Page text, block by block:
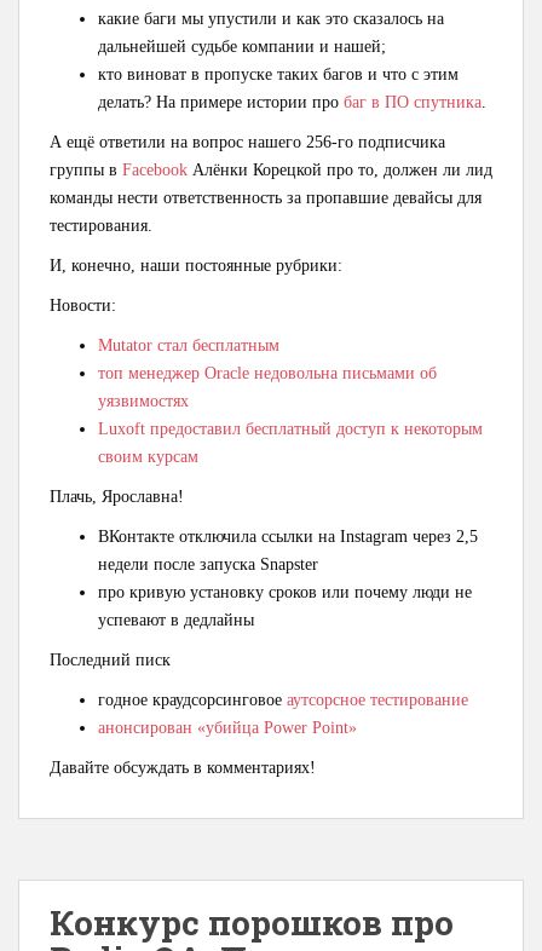
какие баги мы упустили и как это сказалось на
дальнейшей судьбе компании и нашей;
кто виноват в пропуске таких багов и что с этим
делать? На примере истории про баг в ПО спутника
А ещё ответили на вопрос нашего 256-го подписчика
группы в Facebook Алёнки Корецкой про то, должен ли лид
команды нести ответственность за пропавшие девайсы для
тестирования.
И, конечно, наши постоянные рубрики:
Новости:
Mutator стал бесплатным
топ менеджер Oracle недовольна письмами об
уязвимостях
Luxoft предоставил бесплатный доступ к некоторым
своим курсам
Плачь, Ярославна!
ВКонтакте отключила ссылки на Instagram через 2,5
недели после запуска Snapster
про кривую установку сроков или почему люди не
успевают в дедлайны
Последний писк
годное краудсорсинговое аутсорсное тестирование
анонсирован «убийца Power Point»
Давайте обсуждать в комментариях!
Конкурс порошков про